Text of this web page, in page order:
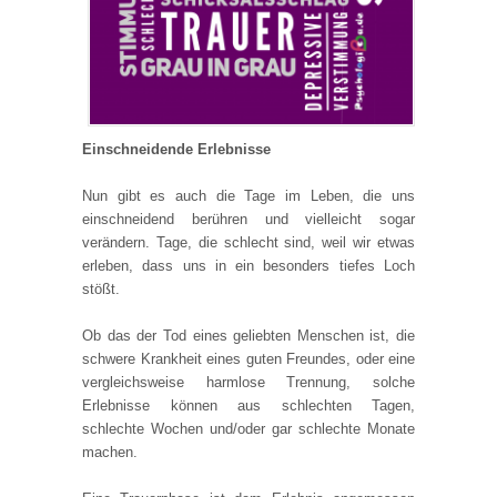
Einschneidende Erlebnisse
Nun gibt es auch die Tage im Leben, die uns
einschneidend berühren und vielleicht sogar
verändern. Tage, die schlecht sind, weil wir etwas
erleben, dass uns in ein besonders tiefes Loch
stößt.
Ob das der Tod eines geliebten Menschen ist, die
schwere Krankheit eines guten Freundes, oder eine
vergleichsweise harmlose Trennung, solche
Erlebnisse können aus schlechten Tagen,
schlechte Wochen und/oder gar schlechte Monate
machen.